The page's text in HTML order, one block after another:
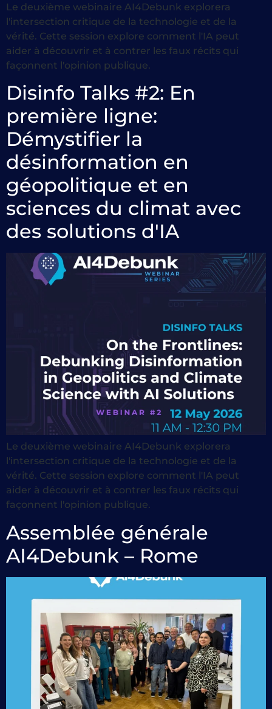
Le deuxième webinaire AI4Debunk explorera
l'intersection critique de la technologie et de la
vérité. Cette session explore comment l'IA peut
aider à découvrir et à contrer les faux récits qui
façonnent l'opinion publique.
Disinfo Talks #2: En
première ligne:
Démystifier la
désinformation en
géopolitique et en
sciences du climat avec
des solutions d'IA
Le deuxième webinaire AI4Debunk explorera
l'intersection critique de la technologie et de la
vérité. Cette session explore comment l'IA peut
aider à découvrir et à contrer les faux récits qui
façonnent l'opinion publique.
Assemblée générale
AI4Debunk – Rome